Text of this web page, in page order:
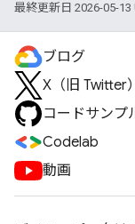
最終更新日 2026-05-13
ブログ
X（旧 Twitter）
コードサンプ
Codelab
動画